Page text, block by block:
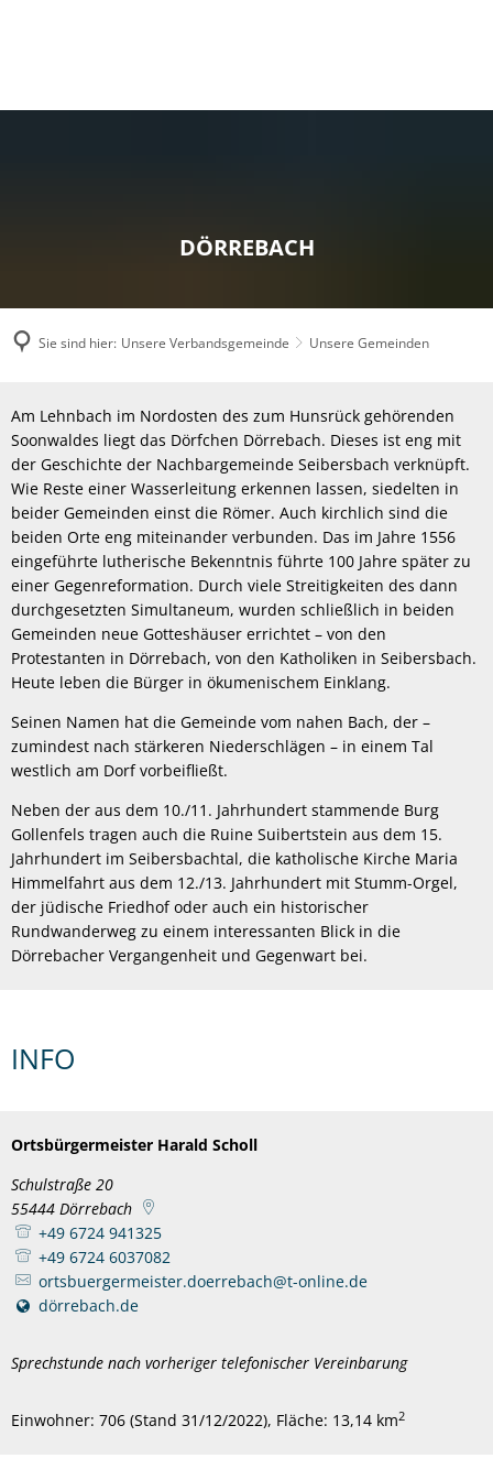
DÖRREBACH
Sie sind hier: Unsere Verbandsgemeinde Unsere Gemeinden
Dörrebach
Am Lehnbach im Nordosten des zum Hunsrück gehörenden
Soonwaldes liegt das Dörfchen Dörrebach. Dieses ist eng mit
der Geschichte der Nachbargemeinde Seibersbach verknüpft.
Wie Reste einer Wasserleitung erkennen lassen, siedelten in
beider Gemeinden einst die Römer. Auch kirchlich sind die
beiden Orte eng miteinander verbunden. Das im Jahre 1556
eingeführte lutherische Bekenntnis führte 100 Jahre später zu
einer Gegenreformation. Durch viele Streitigkeiten des dann
durchgesetzten Simultaneum, wurden schließlich in beiden
Gemeinden neue Gotteshäuser errichtet – von den
Protestanten in Dörrebach, von den Katholiken in Seibersbach.
Heute leben die Bürger in ökumenischem Einklang.
Seinen Namen hat die Gemeinde vom nahen Bach, der –
zumindest nach stärkeren Niederschlägen – in einem Tal
westlich am Dorf vorbeifließt.
Neben der aus dem 10./11. Jahrhundert stammende Burg
Gollenfels tragen auch die Ruine Suibertstein aus dem 15.
Jahrhundert im Seibersbachtal, die katholische Kirche Maria
Himmelfahrt aus dem 12./13. Jahrhundert mit Stumm-Orgel,
der jüdische Friedhof oder auch ein historischer
Rundwanderweg zu einem interessanten Blick in die
Dörrebacher Vergangenheit und Gegenwart bei.
INFO
Ortsbürgermeister Harald Scholl
Schulstraße 20
55444 Dörrebach
+49 6724 941325
+49 6724 6037082
ortsbuergermeister.doerrebach@t-online.de
dörrebach.de
Sprechstunde nach vorheriger telefonischer Vereinbarung
Einwohner: 706 (Stand 31/12/2022), Fläche: 13,14 km2